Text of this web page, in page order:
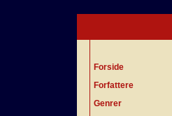
Forside
Forfattere
Genrer